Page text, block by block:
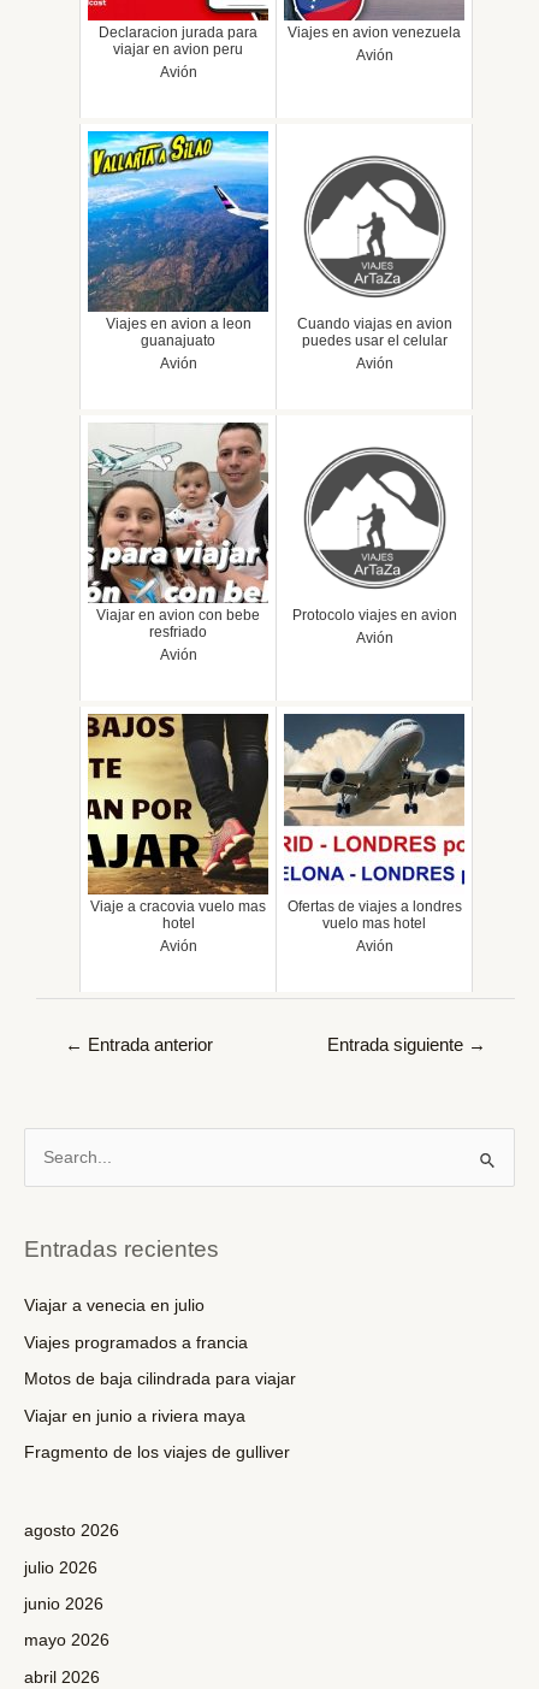
Declaracion jurada para
viajar en avion peru
Avión
Viajes en avion venezuela
Avión
Viajes en avion a leon
guanajuato
Avión
Cuando viajas en avion
puedes usar el celular
Avión
Viajar en avion con bebe
resfriado
Avión
Protocolo viajes en avion
Avión
Viaje a cracovia vuelo mas
hotel
Avión
Ofertas de viajes a londres
vuelo mas hotel
Avión
Navegación
← Entrada anterior Entrada siguiente →
c
r
p
o
Entradas recientes
Viajar a venecia en julio
Viajes programados a francia
Motos de baja cilindrada para viajar
Viajar en junio a riviera maya
Fragmento de los viajes de gulliver
agosto 2026
julio 2026
junio 2026
mayo 2026
abril 2026